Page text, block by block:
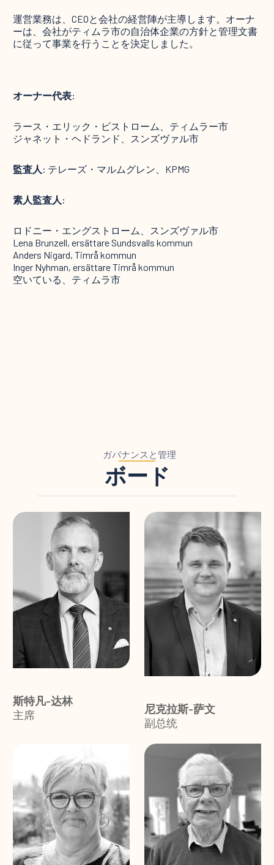
運営業務は、CEOと会社の経営陣が主導します。オーナ
ーは、会社がティムラ市の自治体企業の方針と管理文書
に従って事業を行うことを決定しました。
オーナー代表:
ラース・エリック・ビストローム、ティムラー市
ジャネット・ヘドランド、スンズヴァル市
監査人: テレーズ・マルムグレン、KPMG
素人監査人:
ロドニー・エングストローム、スンズヴァル市
Lena Brunzell, ersättare Sundsvalls kommun
Anders Nigard, Timrå kommun
Inger Nyhman, ersättare Timrå kommun
‍空いている、ティムラ市
ガバナンスと管理
ボード
斯特凡-达林
主席
尼克拉斯-萨文
副总统